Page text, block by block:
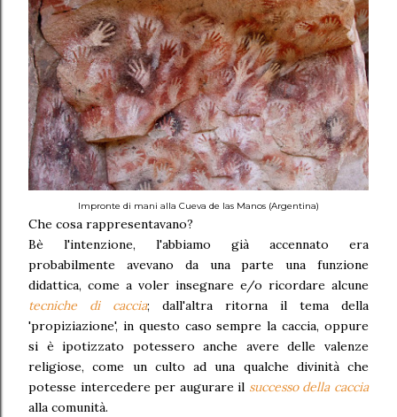
Impronte di mani alla Cueva de las Manos (Argentina)
Che cosa rappresentavano?
Bè l'intenzione, l'abbiamo già accennato era
probabilmente avevano da una parte una funzione
didattica, come a voler insegnare e/o ricordare alcune
tecniche di caccia; dall'altra ritorna il tema della
'propiziazione', in questo caso sempre la caccia, oppure
si è ipotizzato potessero anche avere delle valenze
religiose, come un culto ad una qualche divinità che
potesse intercedere per augurare il successo della caccia
alla comunità.